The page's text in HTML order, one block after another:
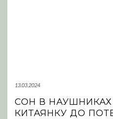
13.03.2024
СОН В
КИТАЯНКУ ДО